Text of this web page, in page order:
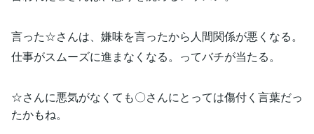
言った☆さんは、嫌味を言ったから人間関係が悪くなる。
仕事がスムーズに進まなくなる。ってバチが当たる。
☆さんに悪気がなくても〇さんにとっては傷付く言葉だっ
たかもね。